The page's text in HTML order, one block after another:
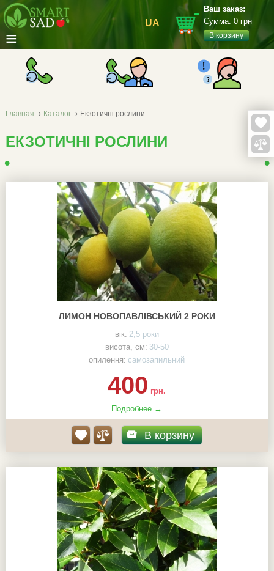
≡
UA
Ваш заказ:
Сумма: 0 грн
В корзину
Главная › Каталог › Екзотичні рослини
ЕКЗОТИЧНІ РОСЛИНИ
ЛИМОН НОВОПАВЛІВСЬКИЙ 2 РОКИ
вік: 2,5 роки
висота, см: 30-50
опилення: самозапильний
400 грн.
Подробнее →
В корзину